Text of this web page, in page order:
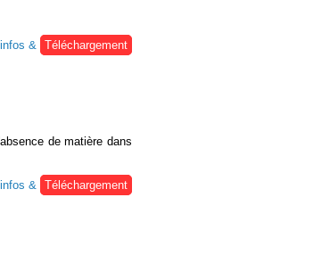
& Téléchargement
de matière dans
&
Téléchargement